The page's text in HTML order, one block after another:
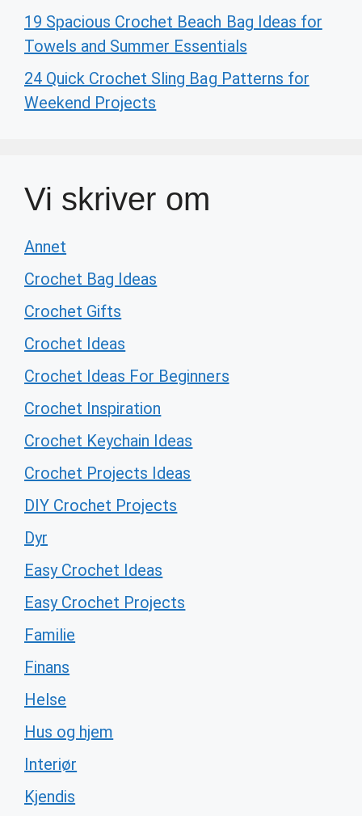
19 Spacious Crochet Beach Bag Ideas for
Towels and Summer Essentials
24 Quick Crochet Sling Bag Patterns for
Weekend Projects
Vi skriver om
Annet
Crochet Bag Ideas
Crochet Gifts
Crochet Ideas
Crochet Ideas For Beginners
Crochet Inspiration
Crochet Keychain Ideas
Crochet Projects Ideas
DIY Crochet Projects
Dyr
Easy Crochet Ideas
Easy Crochet Projects
Familie
Finans
Helse
Hus og hjem
Interiør
Kjendis